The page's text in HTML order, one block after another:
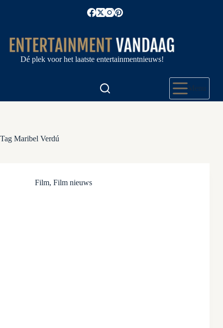
Dé plek voor het laatste entertainmentnieuws!
Menu
Tag Maribel Verdú
Film, Film nieuws